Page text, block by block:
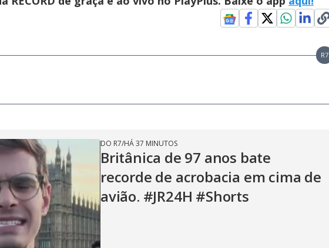
R7
DO R7/HÁ 37 MINUTOS
Britânica de 97 anos bate
recorde de acrobacia em cima de
avião. #JR24H #Shorts